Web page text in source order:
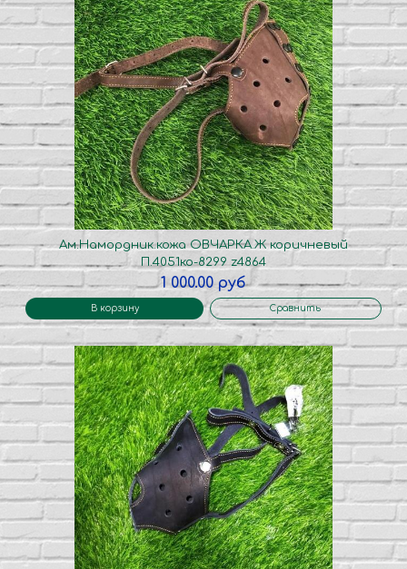
Ам.Намордник.кожа ОВЧАРКА.Ж коричневый
П.4051ко-8299 z4864
1 000.00 руб
В корзину Сравнить